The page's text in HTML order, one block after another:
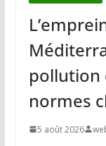
pollution
normes
5 août 2026